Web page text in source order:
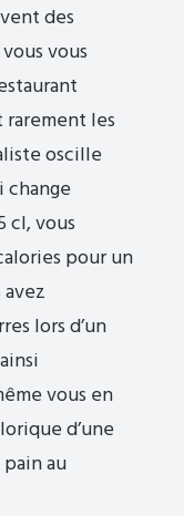
des
vous
les
oscille
change
cl, vous
pour un
lors d’un
vous en
d’une
au